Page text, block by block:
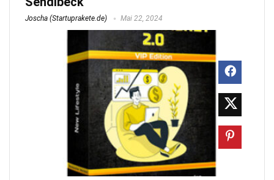
Joscha (Startuprakete.de) Mai 22, 2024